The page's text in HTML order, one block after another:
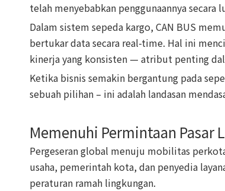
telah menyebabkan penggunaannya
Dalam sistem sepeda kargo, CAN BUS
bertukar data secara real-time. Hal ini
kinerja yang konsisten — atribut penting
Ketika bisnis semakin bergantung pada
sebuah pilihan – ini adalah landasan
Memenuhi Permintaan Pasar
Pergeseran global menuju mobilitas
usaha, pemerintah kota, dan penyedia
peraturan ramah lingkungan.